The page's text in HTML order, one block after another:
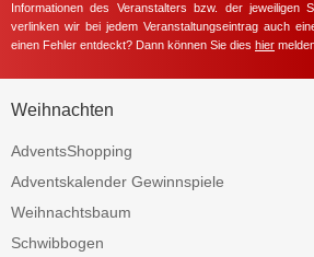
Informationen des Veranstalters bzw. der jeweiligen
verlinken wir bei jedem Veranstaltungseintrag auch
einen Fehler entdeckt? Dann können Sie dies hier
Weihnachten
AdventsShopping
Adventskalender Gewinnspiele
Weihnachtsbaum
Schwibbogen